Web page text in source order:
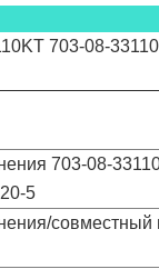
703-08-
703-08-
5
совместный